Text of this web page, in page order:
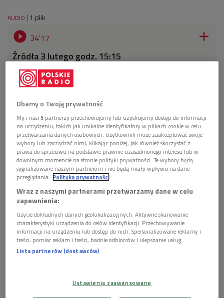
AUDIO 1 plik
 34'17 
Źródła 3 lutego godz. 15:15
Flis nad Wisłą Foto: Polona
Ziemie pogranicza dzisiejszych województw mazowieckiego i
świętokrzyskiego, leżące na zachodnim brzegu Wisły –
pomiędzy Kamienną a Iłżanką, etnografia nazywa Powiślem
zainteresowaniem badaczy, nie bywał też przedmiotem
Dbamy o Twoją prywatność
My i nasi5 partnerzy przechowujemy lub uzyskujemy dostęp do informacji
na urządzeniu, takich jak unikalne identyfikatory w plikach cookie w celu
przetwarzania danych osobowych. Użytkownik może zaakceptować swoje
wybory lub zarządzać nimi, klikając poniżej, jak również skorzystać z
prawa do sprzeciwu na podstawie prawnie uzasadnionego interesu lub w
dowolnym momencie na stronie polityki prywatności. Te wybory będą
sygnalizowane naszym partnerom i nie będą miały wpływu na dane
przeglądania. Polityka prywatności
Wraz z naszymi partnerami przetwarzamy dane w celu
zapewnienia:
Użycie dokładnych danych geolokalizacyjnych. Aktywne skanowanie
charakterystyki urządzenia do celów identyfikacji. Przechowywanie
informacji na urządzeniu lub dostęp do nich. Spersonalizowane reklamy i
treści, pomiar reklam i treści, badnie odbiorców i ulepszanie usług.
Lista partnerów (dostawców)
Ustawienia zaawansowane